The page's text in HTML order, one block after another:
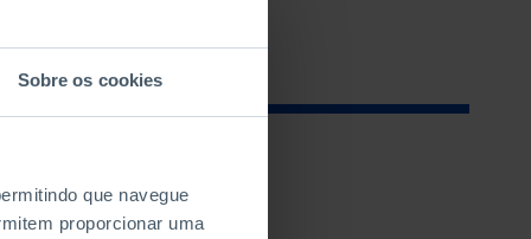
Sobre os cookies
que navegue
proporcionar uma